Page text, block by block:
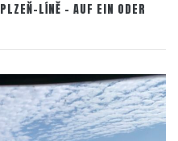
PLZEŇ-LÍNĚ – AUF EIN ODER